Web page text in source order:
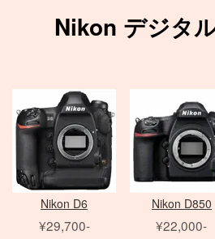
FUJIFILM GFXシリーズ
デジタルバック
PC用 外付バッテリー
PC用 アクセサリ
PCモニター
アクセサリ
Nikon Lens/ ACC
H カメラ
HC レンズ
アクセサリ
Sinar
COLAVOLEX
一脚
三脚
Manfrotto
アダプター
TIFFEN
ヘッド
モノブロック
（バッテリータイプ）
オパライト
パラ
ソフトボックス
エフェクトランプ
STORM シリーズ
Light Storm シリーズ
amaran シリーズ
NOVA シリーズ
INFINIBAR シリーズ
アクセサリ
ソフトボックス
Manfrotto
Avenger
Matthews
センチュリースタンド
Other Brand
メーター
MINOLTA
SEKONIC
Kenko
Nikon デジタ
Nikon D6
¥29,700-
Nikon D850
¥22,000-